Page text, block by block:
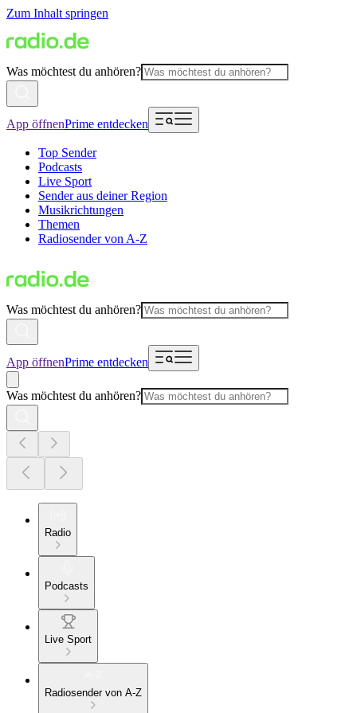
Zum Inhalt springen
Was möchtest du anhören?
App öffnenPrime entdecken
Top Sender
Podcasts
Live Sport
Sender aus deiner Region
Musikrichtungen
Themen
Radiosender von A-Z
Was möchtest du anhören?
App öffnenPrime entdecken
Was möchtest du anhören?
Radio
Podcasts
Live Sport
Radiosender von A-Z